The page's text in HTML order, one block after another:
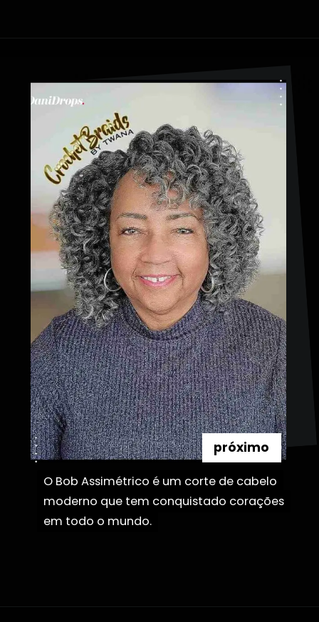
O Bob Assimétrico é um corte de cabelo
moderno que tem conquistado corações
em todo o mundo.
O Bob Assimétrico é um corte de cabelo
moderno que tem conquistado corações
em todo o mundo.
próximo